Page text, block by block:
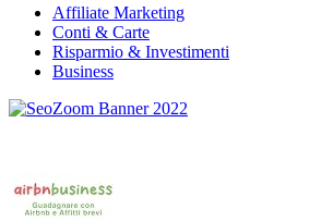
Affiliate Marketing
Conti & Carte
Risparmio & Investimenti
Business